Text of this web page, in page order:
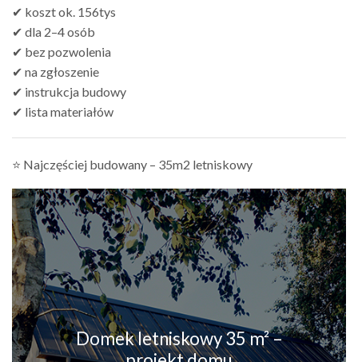
✔ koszt ok. 156tys
✔ dla 2–4 osób
✔ bez pozwolenia
✔ na zgłoszenie
✔ instrukcja budowy
✔ lista materiałów
⭐ Najczęściej budowany – 35m2 letniskowy
Domek letniskowy 35 m² –